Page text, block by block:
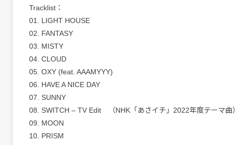
Tracklist：
01. LIGHT HOUSE
02. FANTASY
03. MISTY
04. CLOUD
05. OXY (feat. AAAMYYY)
06. HAVE A NICE DAY
07. SUNNY
08. SWITCH – TV Edit （NHK「あさイチ」2022年度テーマ曲）
09. MOON
10. PRISM